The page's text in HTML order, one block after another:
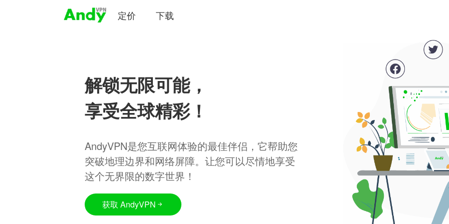
定价 下载
解锁无限可能，
享受全球精彩！
AndyVPN是您互联网体验的最佳伴侣，它帮助您
突破地理边界和网络屏障。让您可以尽情地享受
这个无界限的数字世界！
获取 AndyVPN